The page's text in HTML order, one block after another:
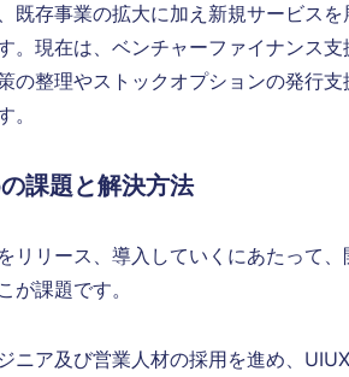
既存事業の拡大に加え新規サービス
。現在は、ベンチャーファイナンス
の整理やストックオプションの発行
。
課題と解決方法
リリース、導入していくにあたって
が課題です。
ニア及び営業人材の採用を進め、